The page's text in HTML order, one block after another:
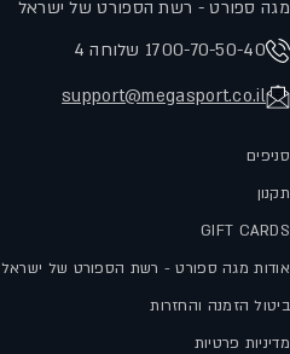
מגה ספורט - רשת הספורט של ישראל
1700-70-50-40 שלוחה 4
support@megasport.co.il
סניפים
תקנון
GIFT CARDS
אודות מגה ספורט - רשת הספורט של ישראל
ביטול הזמנה והחזרות
מדיניות פרטיות